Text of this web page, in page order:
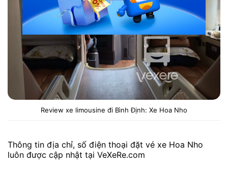
Review xe limousine đi Bình Định: Xe Hoa Nho
Thông tin địa chỉ, số điện thoại đặt vé xe Hoa Nho
luôn được cập nhật tại VeXeRe.com